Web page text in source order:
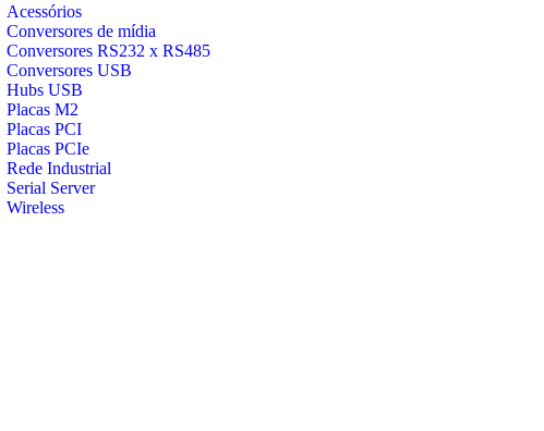
Acessórios
Conversores de mídia
Conversores RS232 x RS485
Conversores USB
Hubs USB
Placas M2
Placas PCI
Placas PCIe
Rede Industrial
Serial Server
Wireless